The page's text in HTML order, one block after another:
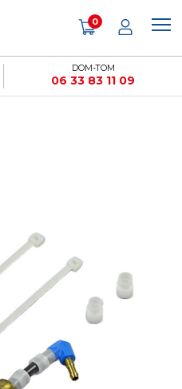
DOM-TOM
06 33 83 11 09
0